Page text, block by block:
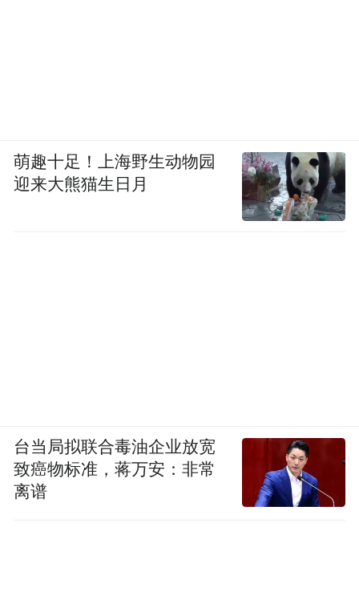
萌趣十足！上海野生动物园
迎来大熊猫生日月
台当局拟联合毒油企业放宽
致癌物标准，蒋万安：非常
离谱